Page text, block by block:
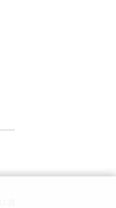
ることを想定しています。
ており、市場で入手できない
複製したり、改竄したりする